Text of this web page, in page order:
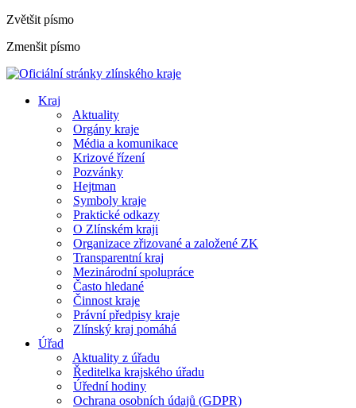
Zvětšit písmo
Zmenšit písmo
Kraj
Aktuality
Orgány kraje
Média a komunikace
Krizové řízení
Pozvánky
Hejtman
Symboly kraje
Praktické odkazy
O Zlínském kraji
Organizace zřizované a založené ZK
Transparentní kraj
Mezinárodní spolupráce
Často hledané
Činnost kraje
Právní předpisy kraje
Zlínský kraj pomáhá
Úřad
Aktuality z úřadu
Ředitelka krajského úřadu
Úřední hodiny
Ochrana osobních údajů (GDPR)